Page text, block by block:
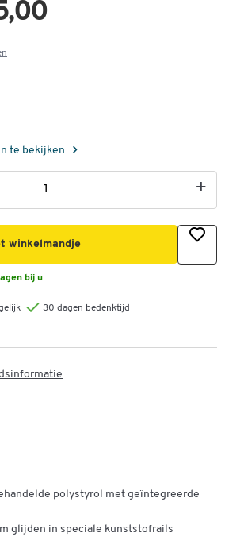
te bekijken
+
winkelmandje
bij u
30 dagen bedenktijd
polystyrol met geïntegreerde
glijden in speciale kunststofrails